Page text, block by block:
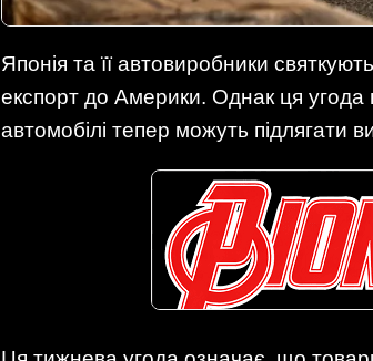
Японія та її автовиробники
експорт до Америки. Однак ця угода
автомобілі тепер можуть підлягати